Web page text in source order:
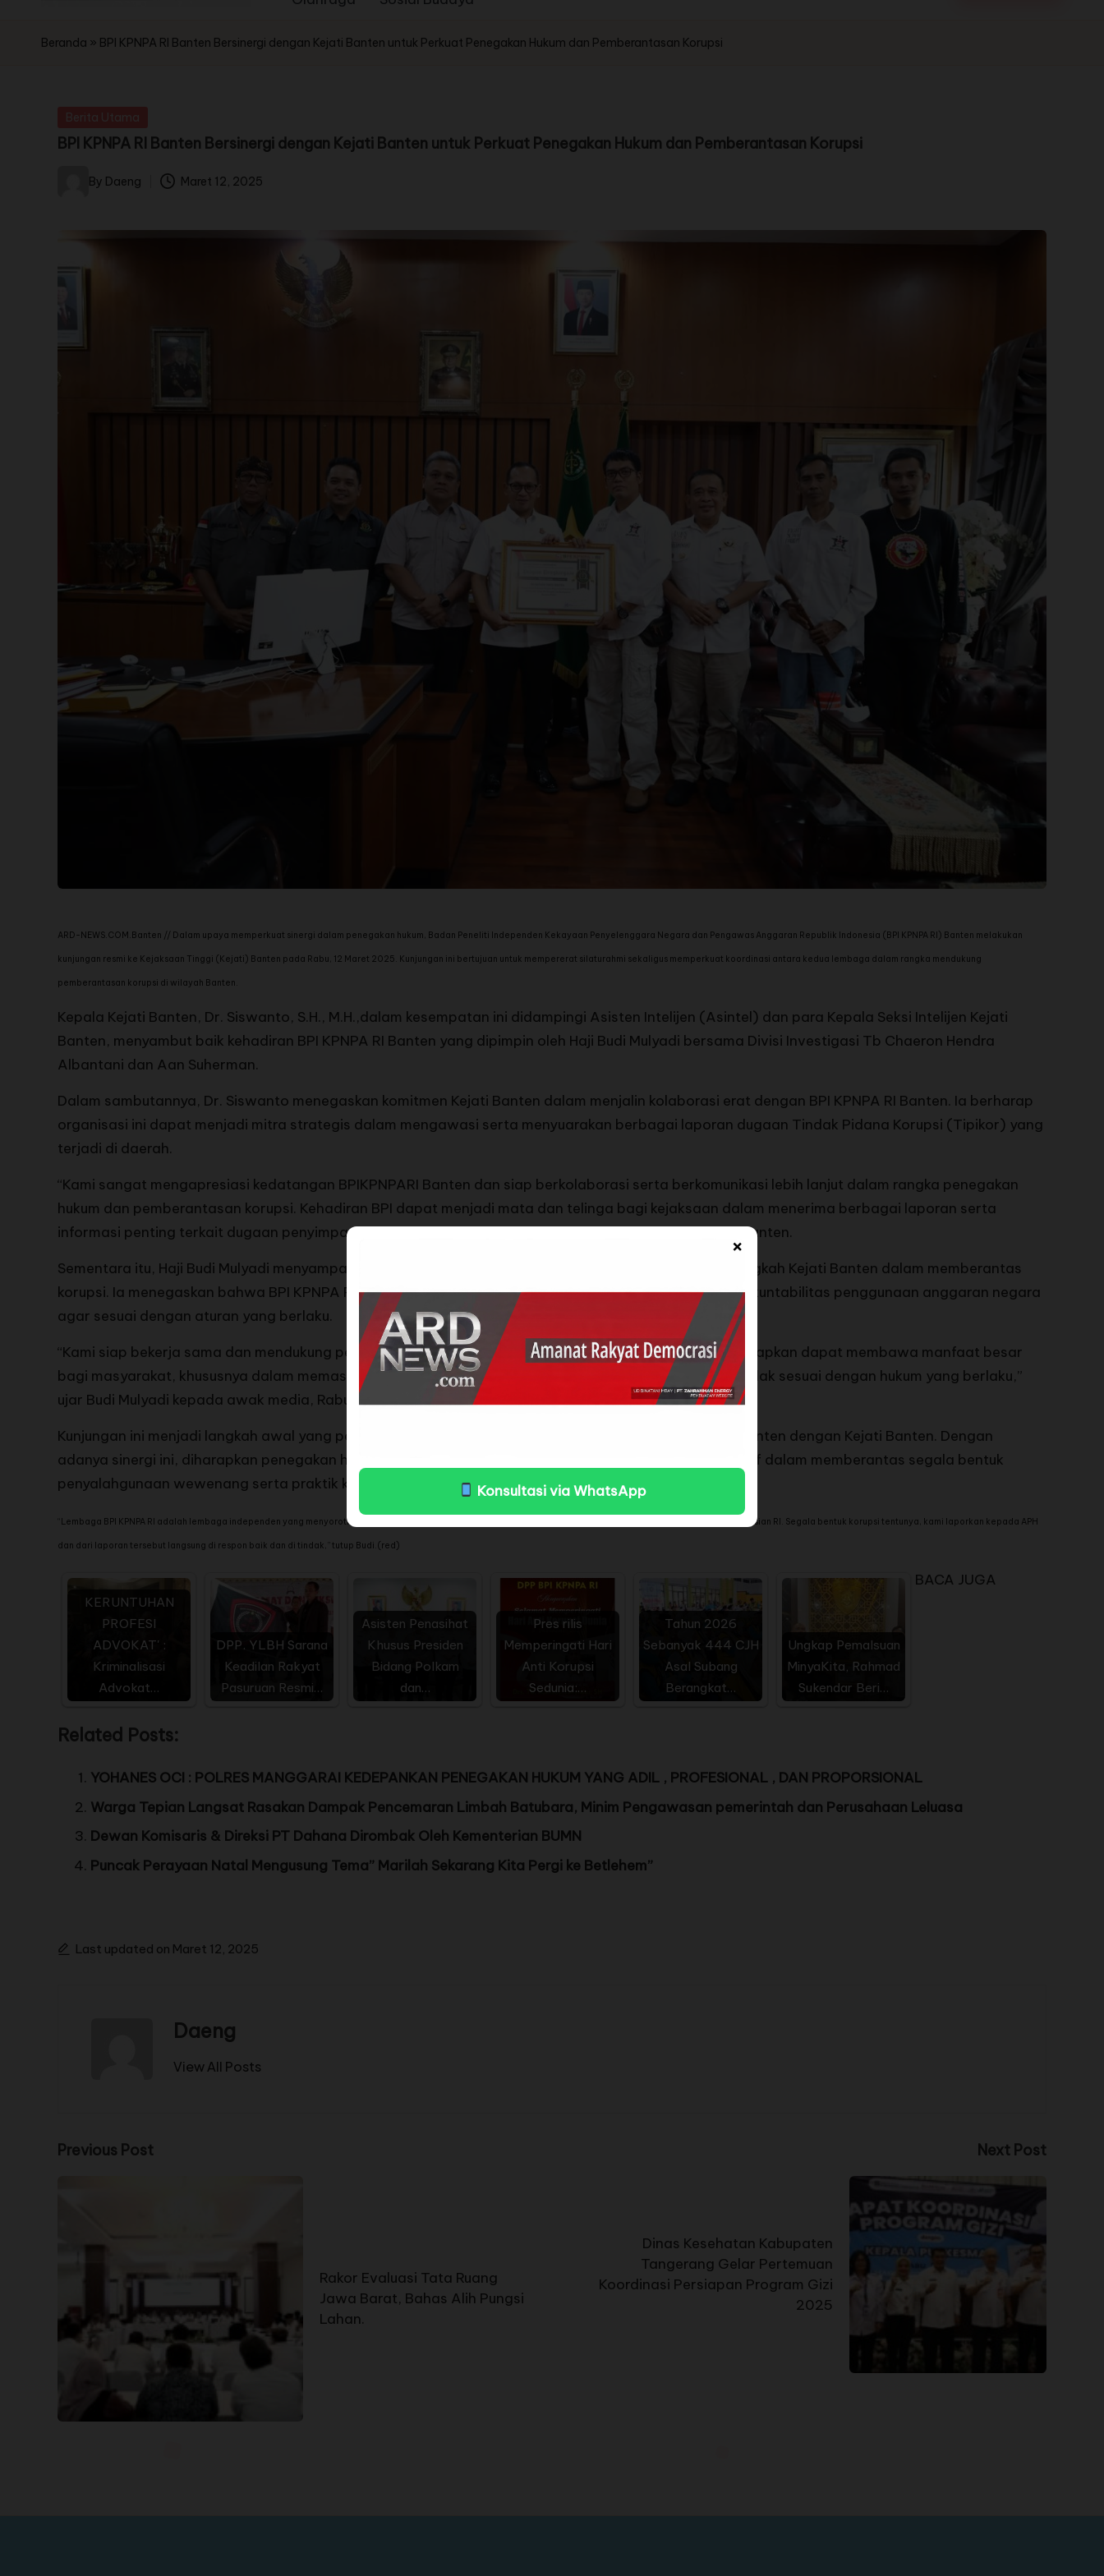
×
Konsultasi via WhatsApp
Beranda » BPI KPNPA RI Banten Bersinergi dengan Kejati Banten untuk Perkuat Penegakan Hukum dan Pemberantasan Korupsi
BPI KPNPA RI Banten Bersinergi dengan Kejati Banten untuk Perkuat Penegakan Hukum dan Pemberantasan Korupsi
By Daeng Maret 12, 2025
ARD-NEWS.COM.Banten // Dalam upaya memperkuat sinergi dalam penegakan hukum, Badan Peneliti Independen Kekayaan Penyelenggara Negara dan Pengawas Anggaran Republik Indonesia (BPI KPNPA RI) Banten melakukan
kunjungan resmi ke Kejaksaan Tinggi (Kejati) Banten pada Rabu, 12 Maret 2025. Kunjungan ini bertujuan untuk mempererat silaturahmi sekaligus memperkuat koordinasi antara kedua lembaga dalam rangka mendukung
pemberantasan korupsi di wilayah Banten.
Kepala Kejati Banten, Dr. Siswanto, S.H., M.H.,dalam kesempatan ini didampingi Asisten Intelijen (Asintel) dan para Kepala Seksi Intelijen Kejati
Banten, menyambut baik kehadiran BPI KPNPA RI Banten yang dipimpin oleh Haji Budi Mulyadi bersama Divisi Investigasi Tb Chaeron Hendra
Albantani dan Aan Suherman.
Dalam sambutannya, Dr. Siswanto menegaskan komitmen Kejati Banten dalam menjalin kolaborasi erat dengan BPI KPNPA RI Banten. Ia berharap
organisasi ini dapat menjadi mitra strategis dalam mengawasi serta menyuarakan berbagai laporan dugaan Tindak Pidana Korupsi (Tipikor) yang
terjadi di daerah.
“Kami sangat mengapresiasi kedatangan BPIKPNPARI Banten dan siap berkolaborasi serta berkomunikasi lebih lanjut dalam rangka penegakan
hukum dan pemberantasan korupsi. Kehadiran BPI dapat menjadi mata dan telinga bagi kejaksaan dalam menerima berbagai laporan serta
informasi penting terkait dugaan penyimpangan anggaran maupun tindak pidana lainnya,” ujar Kajati Banten.
Sementara itu, Haji Budi Mulyadi menyampaikan kesiapan pihaknya untuk mendukung penuh langkah-langkah Kejati Banten dalam memberantas
korupsi. Ia menegaskan bahwa BPI KPNPA RI Banten berkomitmen dalam mengawal transparansi dan akuntabilitas penggunaan anggaran negara
agar sesuai dengan aturan yang berlaku.
“Kami siap bekerja sama dan mendukung penuh kejaksaan dalam menjalankan tugasnya. Sinergi ini diharapkan dapat membawa manfaat besar
bagi masyarakat, khususnya dalam memastikan bahwa setiap tindakan korupsi bisa diungkap dan ditindak sesuai dengan hukum yang berlaku,”
ujar Budi Mulyadi kepada awak media, Rabu (12/3/25).
Kunjungan ini menjadi langkah awal yang penting dalam memperkuat koordinasi antara BPI KPNPA RI Banten dengan Kejati Banten. Dengan
adanya sinergi ini, diharapkan penegakan hukum di wilayah Banten semakin kuat, transparan, dan efektif dalam memberantas segala bentuk
penyalahgunaan wewenang serta praktik korupsi.
“Lembaga BPI KPNPA RI adalah lembaga independen yang menyoroti korupsi di Indonesia. Kami bermitra dengan aparat penegak hukum baik Kejaksaan, KPK, Kepolisian RI. Segala bentuk korupsi tentunya, kami laporkan kepada APH
dan dari laporan tersebut langsung di respon baik dan di tindak,” tutup Budi.( red)
BACA JUGA
KERUNTUHAN
PROFESI
ADVOKAT' :
Kriminalisasi
Advokat…
DPP. YLBH Sarana
Keadilan Rakyat
Pasuruan Resmi…
Asisten Penasihat
Khusus Presiden
Bidang Polkam
dan…
Pres rilis
Memperingati Hari
Anti Korupsi
Sedunia:…
Tahun 2026
Sebanyak 444 CJH
Asal Subang
Berangkat…
Ungkap Pemalsuan
MinyaKita, Rahmad
Sukendar Beri…
Related Posts:
YOHANES OCI : POLRES MANGGARAI KEDEPANKAN PENEGAKAN HUKUM YANG ADIL , PROFESIONAL , DAN PROPORSIONAL
Warga Tepian Langsat Rasakan Dampak Pencemaran Limbah Batubara, Minim Pengawasan pemerintah dan Perusahaan Leluasa
Dewan Komisaris & Direksi PT Dahana Dirombak Oleh Kementerian BUMN
Puncak Perayaan Natal Mengusung Tema” Marilah Sekarang Kita Pergi ke Betlehem”
Last updated on Maret 12, 2025
Daeng
View All Posts
Previous Post
Rakor Evaluasi Tata Ruang
Jawa Barat, Bahas Alih Pungsi
Lahan.
Next Post
Dinas Kesehatan Kabupaten
Tangerang Gelar Pertemuan
Koordinasi Persiapan Program Gizi
2025